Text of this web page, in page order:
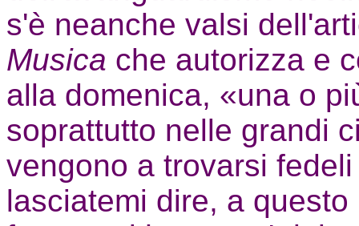
s'è neanche valsi
Musica che autorizza e
alla domenica, «una o
soprattutto nelle grandi
vengono a trovarsi
lasciatemi dire, a